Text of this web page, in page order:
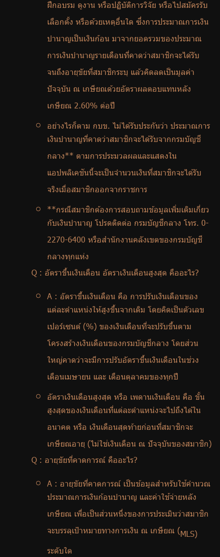
ฝึกอบรม ดูงาน หรือปฏิบัติการวิจัย หรือไปสมัครรับ
เลือกตั้ง หรือด้วยเหตุอื่นใด ซึ่งการประมาณการเงิน
บำนาญเป็นเงินก้อน มาจากยอดรวมของประมาณ
การเงินบำนาญรายเดือนที่คาดว่าสมาชิกจะได้รับ
จนถึงอายุขัยที่สมาชิกระบุ แล้วคิดลดเป็นมูลค่า
ปัจจุบัน ณ เกษียณด้วยอัตราผลตอบแทนหลัง
เกษียณ 2.60% ต่อปี
อย่างไรก็ตาม กบข. ไม่ได้รับประกันว่า ประมาณการ
เงินบำนาญที่คาดว่าสมาชิกจะได้รับจากกรมบัญชี
กลาง** ตามการประมวลผลและแสดงใน
แอปพลิเคชันนี้จะเป็นจำนวนเงินที่สมาชิกจะได้รับ
จริงเมื่อสมาชิกออกจากราชการ
**กรณีสมาชิกต้องการสอบถามข้อมูลเพิ่มเติมเกี่ยว
กับเงินบำนาญ โปรดติดต่อ กรมบัญชีกลาง โทร. 0-
2270-6400 หรือสํานักงานคลังเขตของกรมบัญชี
กลางทุกแห่ง
Q : อัตราขึ้นเงินเดือน อัตราเงินเดือนสูงสุด คืออะไร?
A : อัตราขึ้นเงินเดือน คือ การปรับเงินเดือนของ
แต่ละตำแหน่งให้สูงขึ้นจากเดิม โดยคิดเป็นตัวเลข
เปอร์เซนต์ (%) ของเงินเดือนที่จะปรับขึ้นตาม
โครงสร้างเงินเดือนของกรมบัญชีกลาง โดยส่วน
ใหญ่คาดว่าจะมีการปรับอัตราขึ้นเงินเดือนในช่วง
เดือนเมษายน และ เดือนตุลาคมของทุกปี
อัตราเงินเดือนสูงสุด หรือ เพดานเงินเดือน คือ ขั้น
สูงสุดของเงินเดือนที่แต่ละตำแหน่งจะไปถึงได้ใน
อนาคต หรือ เงินเดือนสุดท้ายก่อนที่สมาชิกจะ
เกษียณอายุ (ไม่ใช่เงินเดือน ณ ปัจจุบันของสมาชิก)
Q : อายุขัยที่คาดการณ์ คืออะไร?
A : อายุขัยที่คาดการณ์ เป็นข้อมูลสำหรับใช้คำนวณ
ประมาณการเงินก้อนบำนาญ และค่าใช้จ่ายหลัง
เกษียณ เพื่อเป็นส่วนหนึ่งของการประเมินว่าสมาชิก
จะบรรลุเป้าหมายทางการเงิน ณ เกษียณ (MLS)
ระดับใด